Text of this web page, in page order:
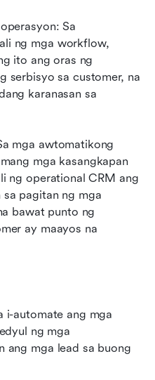
Sa
ng mga workflow,
ito ang oras ng
serbisyo sa customer, na
karanasan sa
mga awtomatikong
mga kasangkapan
ng operational CRM ang
sa pagitan ng mga
bawat punto ng
ay maayos na
i-automate ang mga
ng mga
ang mga lead sa buong